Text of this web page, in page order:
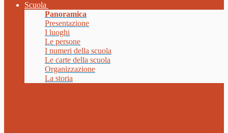
Scuola
Panoramica
Presentazione
I luoghi
Le persone
I numeri della scuola
Le carte della scuola
Organizzazione
La storia